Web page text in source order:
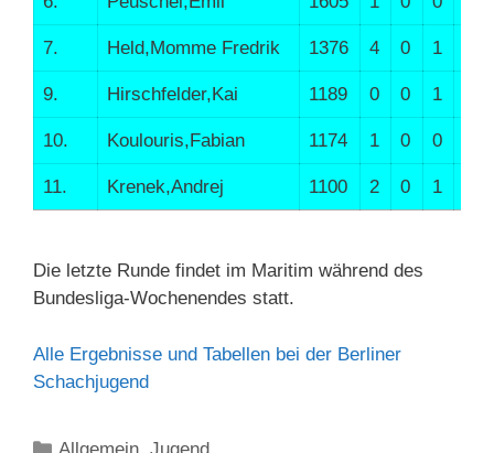
7. Held,Momme Fredrik 1376 4 0 1
9. Hirschfelder,Kai 1189 0 0 1
10. Koulouris,Fabian 1174 1 0 0
11. Krenek,Andrej 1100 2 0 1
Die letzte Runde findet im Maritim während des
Bundesliga-Wochenendes statt.
Alle Ergebnisse und Tabellen bei der Berliner
Schachjugend
Kategorien